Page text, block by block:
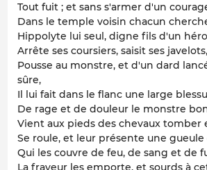
Tout fuit ; et sans s'armer d'un
Dans le temple voisin chacun
Hippolyte lui seul, digne fils d'un
Arrête ses coursiers, saisit ses javelots,
Pousse au monstre, et d'un dard
sûre,
Il lui fait dans le flanc une large
De rage et de douleur le monstre
Vient aux pieds des chevaux tomber
Se roule, et leur présente une
Qui les couvre de feu, de sang et de
La frayeur les emporte, et sourds à